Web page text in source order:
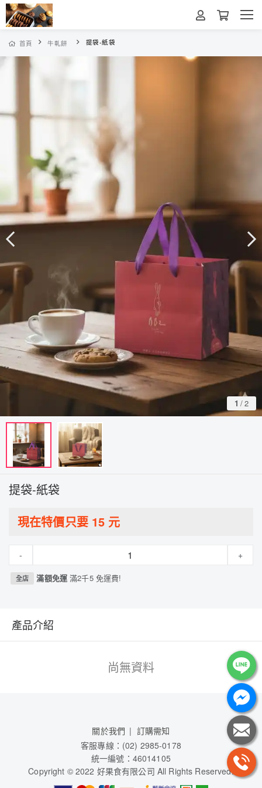
首頁 牛軋餅 提袋-紙袋
1 /2
提袋-紙袋
現在特價只要 15 元
- +
全店 滿額免運滿2千5 免運費!
產品介紹
尚無資料
關於我們
訂購需知
客服專線：(02) 2985-0178
統一編號：46014105
Copyright © 2022 好果食有限公司 All Rights Reserved.